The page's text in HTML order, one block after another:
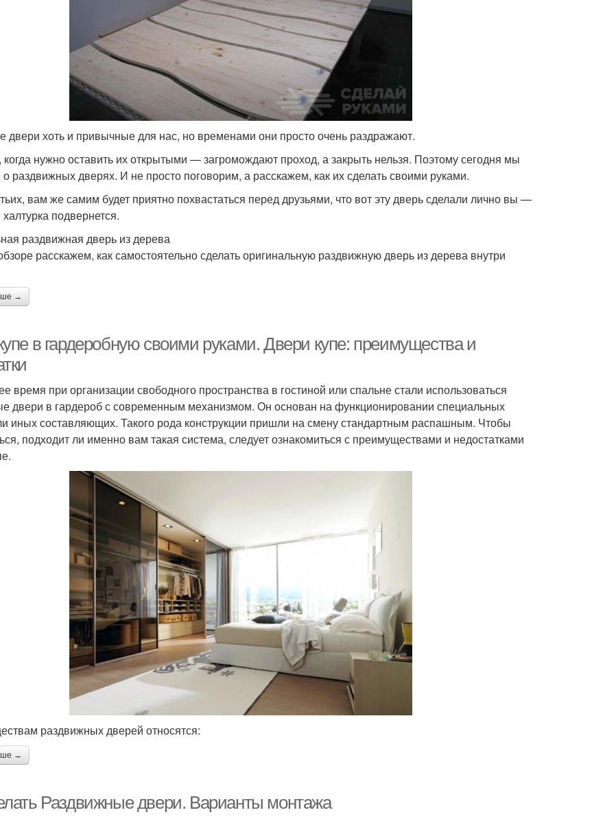
двери хоть и привычные для нас, но временами они просто очень раздражают.
нужно оставить их открытыми — загромождают проход, а закрыть нельзя. Поэтому сегодня мы
раздвижных дверях. И не просто поговорим, а расскажем, как их сделать своими руками.
вам же самим будет приятно похвастаться перед друзьями, что вот эту дверь сделали лично вы —
подвернется.
раздвижная дверь из дерева
расскажем, как самостоятельно сделать оригинальную раздвижную дверь из дерева внутри
→
в гардеробную своими руками. Двери купе: преимущества и
время при организации свободного пространства в гостиной или спальне стали использоваться
двери в гардероб с современным механизмом. Он основан на функционировании специальных
иных составляющих. Такого рода конструкции пришли на смену стандартным распашным. Чтобы
подходит ли именно вам такая система, следует ознакомиться с преимуществами и недостатками
раздвижных дверей относятся:
→
Раздвижные двери. Варианты монтажа